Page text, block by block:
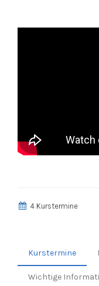
4 Kurstermine
Kurstermine
Wichtige